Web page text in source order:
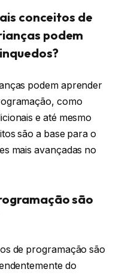
conceitos de
podem
podem aprender
como
e até mesmo
são a base para o
mais avançadas no
são
de programação são
do